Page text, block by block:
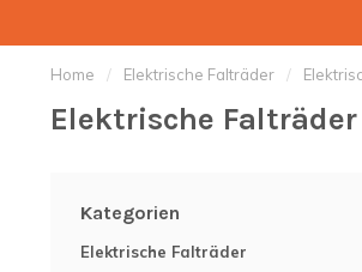
Home / Elektrische Falträder /
Elektrische Falträder
Kategorien
Elektrische Falträder